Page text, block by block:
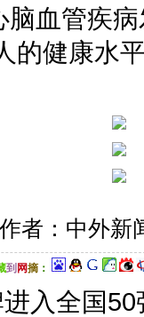
血管疾
的健康水
作者：中外
到 网摘：
入全国50